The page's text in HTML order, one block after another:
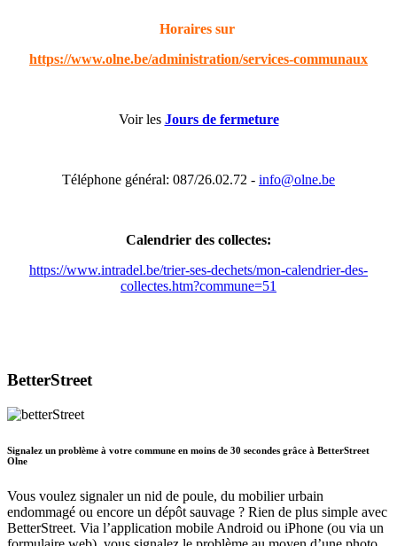
Horaires sur
https://www.olne.be/administration/services-communaux
Voir les Jours de fermeture
Téléphone général: 087/26.02.72 - info@olne.be
Calendrier des collectes:
https://www.intradel.be/trier-ses-dechets/mon-calendrier-des-
collectes.htm?commune=51
BetterStreet
Signalez un problème à votre commune en moins de 30 secondes grâce à BetterStreet
Olne
Vous voulez signaler un nid de poule, du mobilier urbain
endommagé ou encore un dépôt sauvage ? Rien de plus simple avec
BetterStreet. Via l’application mobile Android ou iPhone (ou via un